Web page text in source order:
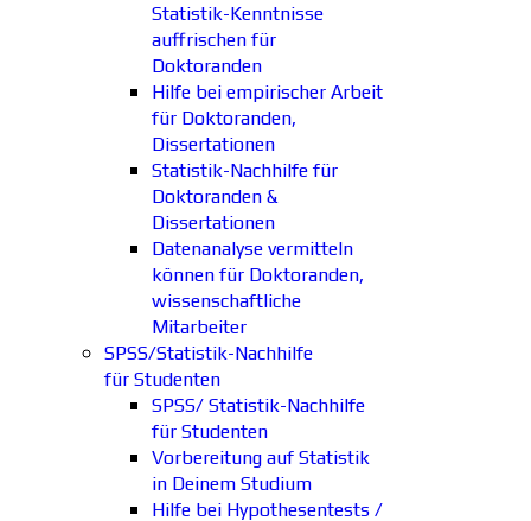
Statistik-Kenntnisse
auffrischen für
Doktoranden
Hilfe bei empirischer Arbeit
für Doktoranden,
Dissertationen
Statistik-Nachhilfe für
Doktoranden &
Dissertationen
Datenanalyse vermitteln
können für Doktoranden,
wissenschaftliche
Mitarbeiter
SPSS/Statistik-Nachhilfe
für Studenten
SPSS/ Statistik-Nachhilfe
für Studenten
Vorbereitung auf Statistik
in Deinem Studium
Hilfe bei Hypothesentests /